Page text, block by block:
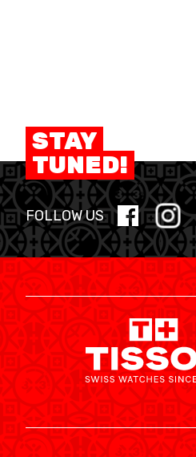
STAY
TUNED!
FOLLOW US